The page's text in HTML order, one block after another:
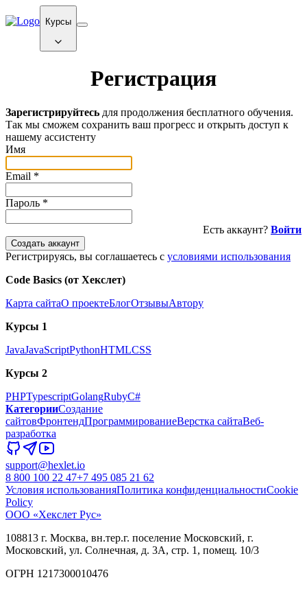
Курсы
Регистрация
Зарегистрируйтесь для продолжения бесплатного обучения.
Так мы сможем сохранить ваш прогресс и открыть доступ к
нашему ассистенту
Имя
Email *
Пароль *
Есть аккаунт? Войти
Создать аккаунт
Регистрируясь, вы соглашаетесь с условиями использования
Code Basics (от Хекслет)
Карта сайтаО проектеБлогОтзывыАвтору
Курсы 1
JavaJavaScriptPythonHTMLCSS
Курсы 2
PHPTypescriptGolangRubyC#
КатегорииСоздание
сайтовФронтендПрограммированиеВерстка сайтаВеб-
разработка
support@hexlet.io
8 800 100 22 47+7 495 085 21 62
Условия использованияПолитика конфиденциальностиCookie
Policy
ООО «Хекслет Рус»
108813 г. Москва, вн.тер.г. поселение Московский, г.
Московский, ул. Солнечная, д. 3А, стр. 1, помещ. 10/3
ОГРН 1217300010476